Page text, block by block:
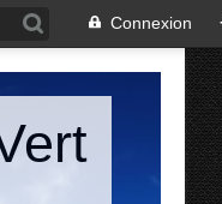
Connexion